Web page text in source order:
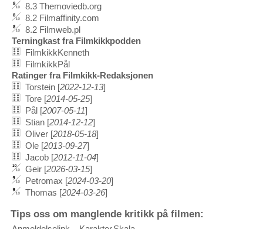
8.3 Themoviedb.org
8.2 Filmaffinity.com
8.2 Filmweb.pl
Terningkast fra Filmkikkpodden
FilmkikkKenneth
FilmkikkPål
Ratinger fra Filmkikk-Redaksjonen
Torstein [2022-12-13]
Tore [2014-05-25]
Pål [2007-05-11]
Stian [2014-12-12]
Oliver [2018-05-18]
Ole [2013-09-27]
Jacob [2012-11-04]
Geir [2026-03-15]
Petromax [2024-03-20]
Thomas [2024-03-26]
Tips oss om manglende kritikk på filmen: